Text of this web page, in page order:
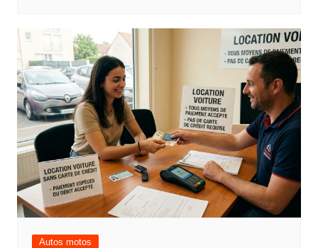
Autos motos